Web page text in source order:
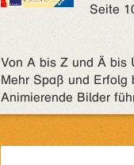
Seite
Von A bis Z und Ä bis
Mehr Spaß und Erfolg
Animierende Bilder